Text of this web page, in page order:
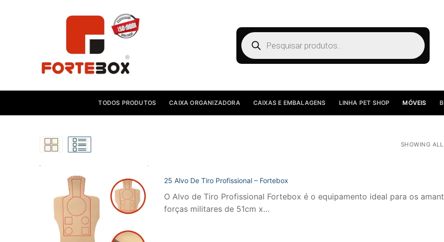
Pesquisar
produtos
TODOS PRODUTOS CAIXA ORGANIZADORA CAIXAS E EMBALAGENS LINHA PET SHOP MÓVEIS
SHOWING ALL
25 Alvo De Tiro Profissional – Fortebox
O Alvo de Tiro Profissional Fortebox é o equipamento ideal para os
forças militares de 51cm x…